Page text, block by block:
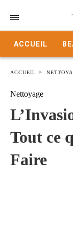
ACCUEIL
ACCUEIL
Nettoyage
Tout ce
Faire